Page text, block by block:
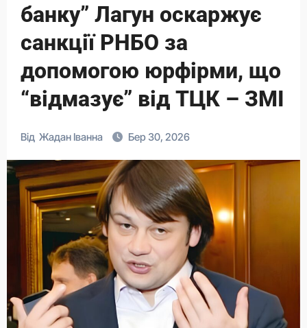
банку” Лагун оскаржує
санкції РНБО за
допомогою юрфірми, що
“відмазує” від ТЦК – ЗМІ
Від Жадан Іванна Бер 30, 2026